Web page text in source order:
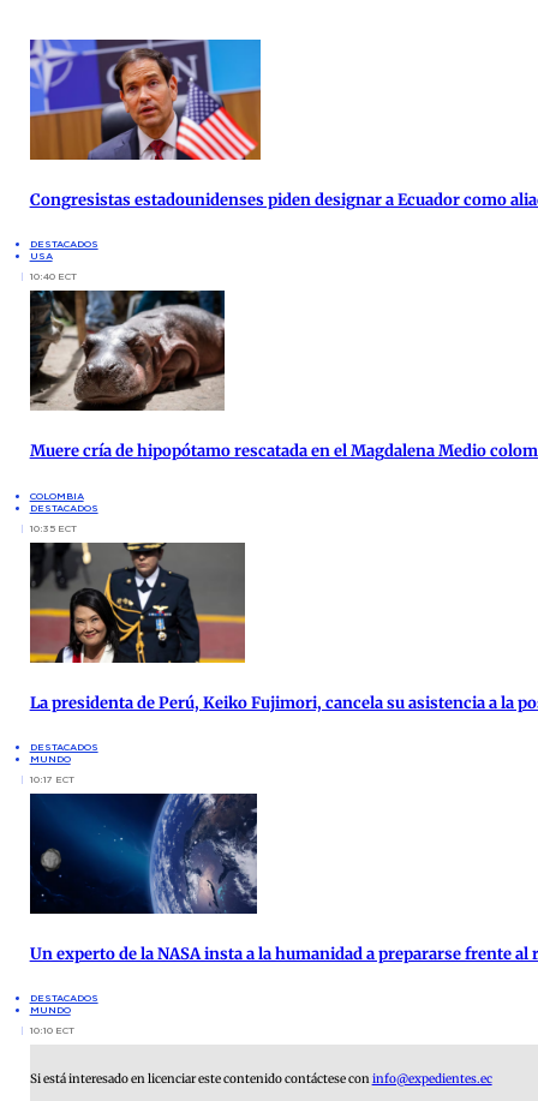
Congresistas estadounidenses piden designar a Ecuador como
DESTACADOS
USA
10:40 ECT
Muere cría de hipopótamo rescatada en el Magdalena Medio
COLOMBIA
DESTACADOS
10:35 ECT
La presidenta de Perú, Keiko Fujimori, cancela su asistencia a la
DESTACADOS
MUNDO
10:17 ECT
Un experto de la NASA insta a la humanidad a prepararse frente
DESTACADOS
MUNDO
10:10 ECT
Si está interesado en licenciar este contenido contáctese coninfo@expedientes.ec